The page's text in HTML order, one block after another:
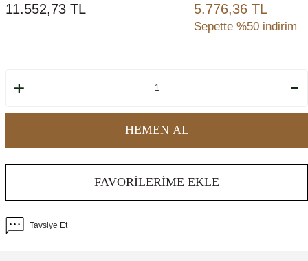
11.552,73 TL 5.776,36 TL
Sepette %50 indirim
HEMEN AL
FAVORILERIME EKLE
Tavsiye Et